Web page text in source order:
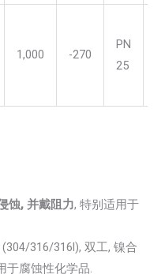
1,000 -270
PN
25
蚀, 并戴阻力, 特别适用于
316/316l), 双工, 镍合
于腐蚀性化学品.